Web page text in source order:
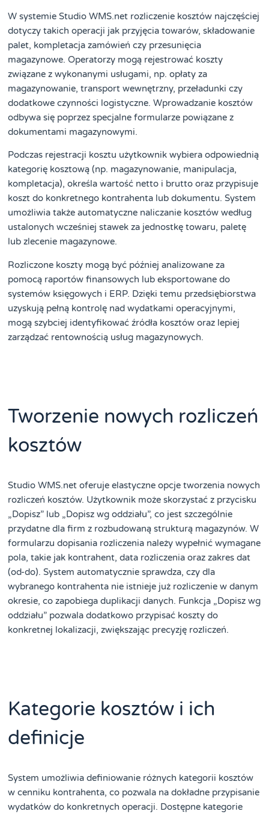
W systemie Studio WMS.net rozliczenie kosztów najczęściej
dotyczy takich operacji jak przyjęcia towarów, składowanie
palet, kompletacja zamówień czy przesunięcia
magazynowe. Operatorzy mogą rejestrować koszty
związane z wykonanymi usługami, np. opłaty za
magazynowanie, transport wewnętrzny, przeładunki czy
dodatkowe czynności logistyczne. Wprowadzanie kosztów
odbywa się poprzez specjalne formularze powiązane z
dokumentami magazynowymi.
Podczas rejestracji kosztu użytkownik wybiera odpowiednią
kategorię kosztową (np. magazynowanie, manipulacja,
kompletacja), określa wartość netto i brutto oraz przypisuje
koszt do konkretnego kontrahenta lub dokumentu. System
umożliwia także automatyczne naliczanie kosztów według
ustalonych wcześniej stawek za jednostkę towaru, paletę
lub zlecenie magazynowe.
Rozliczone koszty mogą być później analizowane za
pomocą raportów finansowych lub eksportowane do
systemów księgowych i ERP. Dzięki temu przedsiębiorstwa
uzyskują pełną kontrolę nad wydatkami operacyjnymi,
mogą szybciej identyfikować źródła kosztów oraz lepiej
zarządzać rentownością usług magazynowych.
Tworzenie nowych rozliczeń
kosztów
Studio WMS.net oferuje elastyczne opcje tworzenia nowych
rozliczeń kosztów. Użytkownik może skorzystać z przycisku
„Dopisz” lub „Dopisz wg oddziału”, co jest szczególnie
przydatne dla firm z rozbudowaną strukturą magazynów. W
formularzu dopisania rozliczenia należy wypełnić wymagane
pola, takie jak kontrahent, data rozliczenia oraz zakres dat
(od-do). System automatycznie sprawdza, czy dla
wybranego kontrahenta nie istnieje już rozliczenie w danym
okresie, co zapobiega duplikacji danych. Funkcja „Dopisz wg
oddziału” pozwala dodatkowo przypisać koszty do
konkretnej lokalizacji, zwiększając precyzję rozliczeń.
Kategorie kosztów i ich
definicje
System umożliwia definiowanie różnych kategorii kosztów
w cenniku kontrahenta, co pozwala na dokładne przypisanie
wydatków do konkretnych operacji. Dostępne kategorie